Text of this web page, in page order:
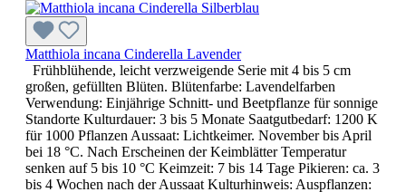
Matthiola incana Cinderella Lavender
Frühblühende, leicht verzweigende Serie mit 4 bis 5 cm
großen, gefüllten Blüten. Blütenfarbe: Lavendelfarben
Verwendung: Einjährige Schnitt- und Beetpflanze für sonnige
Standorte Kulturdauer: 3 bis 5 Monate Saatgutbedarf: 1200 K
für 1000 Pflanzen Aussaat: Lichtkeimer. November bis April
bei 18 °C. Nach Erscheinen der Keimblätter Temperatur
senken auf 5 bis 10 °C Keimzeit: 7 bis 14 Tage Pikieren: ca. 3
bis 4 Wochen nach der Aussaat Kulturhinweis: Auspflanzen: